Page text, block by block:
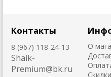
Контакты
8 (967) 118-24-13
Shaik-
Premium@bk.ru
О